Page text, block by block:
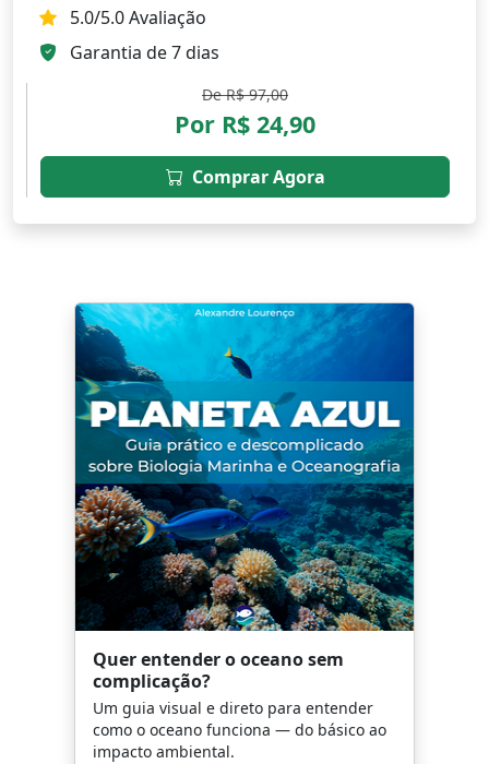
5.0/5.0 Avaliação
Garantia de 7 dias
De R$ 97,00
Por R$ 24,90
Comprar Agora
Quer entender o oceano sem
complicação?
Um guia visual e direto para entender
como o oceano funciona — do básico ao
impacto ambiental.